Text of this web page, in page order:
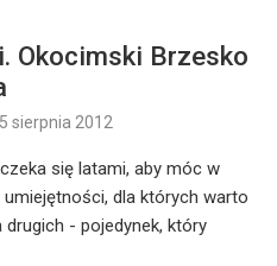
Okocimski Brzesko
5 sierpnia 2012
się latami, aby móc w
dla których warto
- pojedynek, który